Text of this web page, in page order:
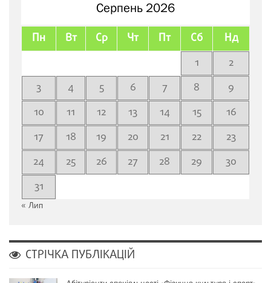
Серпень 2026
Пн Вт Ср Чт Пт Сб Нд
1
2
3
4 5 6 7 8
9
10
11 12 13 14 15
16
17
18 19 20 21 22
23
24
25 26 27 28 29
30
31
« Лип
СТРІЧКА ПУБЛІКАЦІЙ